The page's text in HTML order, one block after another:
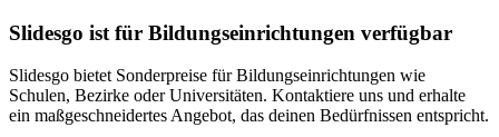
Slidesgo ist für Bildungseinrichtungen verfügbar
Slidesgo bietet Sonderpreise für Bildungseinrichtungen wie
Schulen, Bezirke oder Universitäten. Kontaktiere uns und erhalte
ein maßgeschneidertes Angebot, das deinen Bedürfnissen entspricht.